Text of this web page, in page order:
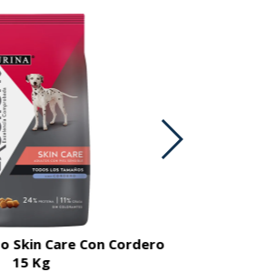
Skin Care Con Cordero
15 Kg